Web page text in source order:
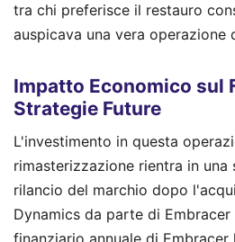
tra chi preferisce il restauro
auspicava una vera operazione
Impatto Economico sul
Strategie Future
L'investimento in questa
rimasterizzazione rientra in
rilancio del marchio dopo
Dynamics da parte di
finanziario annuale di